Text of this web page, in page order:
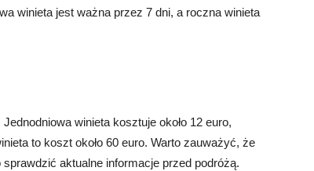
winieta jest ważna przez 7 dni, a roczna winieta
winieta kosztuje około 12 euro,
to koszt około 60 euro. Warto zauważyć, że
aktualne informacje przed podróżą.